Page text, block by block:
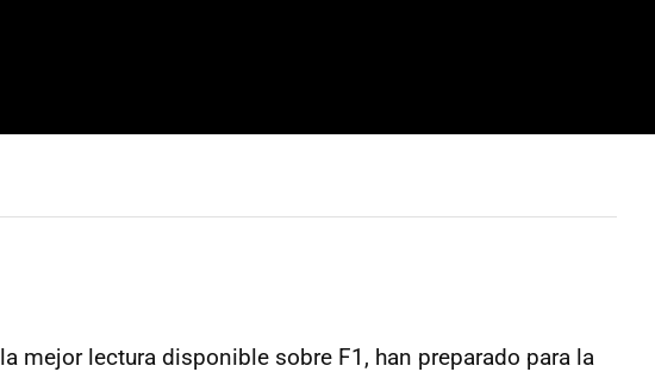
la mejor lectura disponible sobre F1, han preparado para la